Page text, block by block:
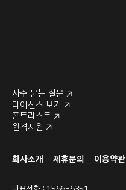
자주 묻는 질문
라이선스 보기
폰트리스트
원격지원
회사소개 제휴문의 이용약관